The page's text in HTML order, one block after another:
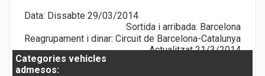
Data: Dissabte 29/03/2014
Sortida i arribada: Barcelona
Reagrupament i dinar: Circuit de Barcelona-Catalunya
Actualitzat 21/3/2014
Categories vehicles
admesos: